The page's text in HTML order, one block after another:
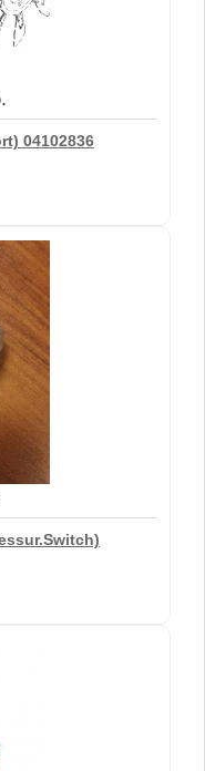
04103662
04102836
04102836